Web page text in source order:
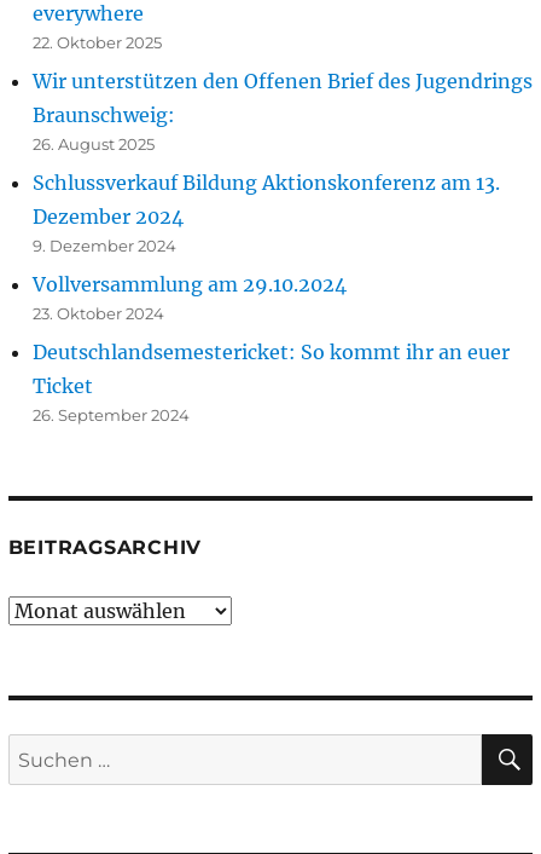
everywhere
22. Oktober 2025
Wir unterstützen den Offenen Brief des Jugendrings
Braunschweig:
26. August 2025
Schlussverkauf Bildung Aktionskonferenz am 13.
Dezember 2024
9. Dezember 2024
Vollversammlung am 29.10.2024
23. Oktober 2024
Deutschlandsemestericket: So kommt ihr an euer
Ticket
26. September 2024
BEITRAGSARCHIV
Beitragsarchiv
Suchen
nach: